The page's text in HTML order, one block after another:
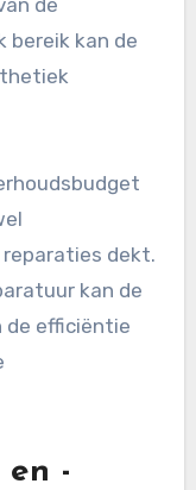
bereik kan de
dekt.
kan de
de efficiëntie
en -